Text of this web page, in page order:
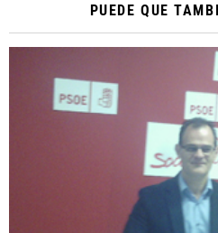
PUEDE QUE